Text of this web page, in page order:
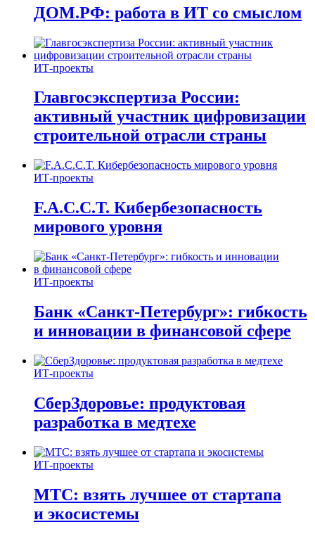
ДОМ.РФ: работа в ИТ со смыслом
ИТ-проекты
Главгосэкспертиза России:
активный участник цифровизации
строительной отрасли страны
ИТ-проекты
F.A.C.C.T. Кибербезопасность
мирового уровня
ИТ-проекты
Банк «Санкт-Петербург»: гибкость
и инновации в финансовой сфере
ИТ-проекты
СберЗдоровье: продуктовая
разработка в медтехе
ИТ-проекты
МТС: взять лучшее от стартапа
и экосистемы